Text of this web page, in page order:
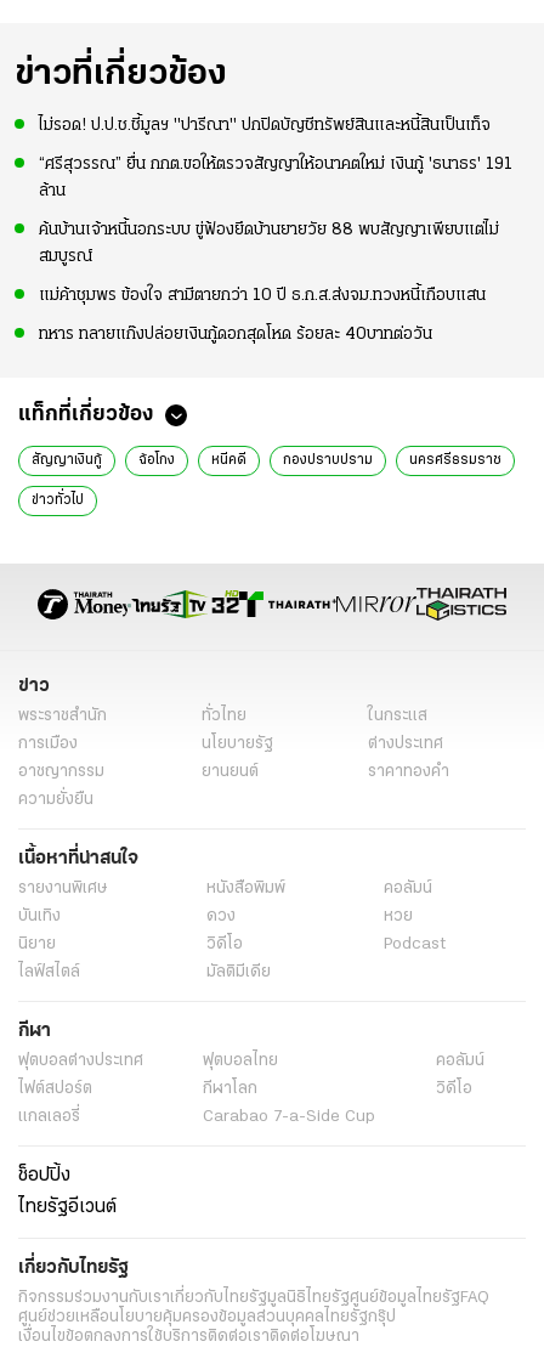
ข่าวที่เกี่ยวข้อง
ไม่รอด! ป.ป.ช.ชี้มูลฯ "ปารีณา" ปกปิดบัญชีทรัพย์สินและหนี้สินเป็นเท็จ
“ศรีสุวรรณ” ยื่น กกต.ขอให้ตรวจสัญญาให้อนาคตใหม่ เงินกู้ 'ธนาธร' 191
ล้าน
ค้นบ้านเจ้าหนี้นอกระบบ ขู่ฟ้องยึดบ้านยายวัย 88 พบสัญญาเพียบแต่ไม่
สมบูรณ์
แม่ค้าชุมพร ข้องใจ สามีตายกว่า 10 ปี ธ.ก.ส.ส่งจม.ทวงหนี้เกือบแสน
ทหาร ทลายแก๊งปล่อยเงินกู้ดอกสุดโหด ร้อยละ 40บาทต่อวัน
แท็กที่เกี่ยวข้อง
สัญญาเงินกู้ ฉ้อโกง หนีคดี กองปราบปราม นครศรีธรมราช
ข่าวทั่วไป
ข่าว
พระราชสำนัก ทั่วไทย
ในกระแส
การเมือง
นโยบายรัฐ
ต่างประเทศ
อาชญากรรม
ยานยนต์
ราคาทองคำ
ความยั่งยืน
เนื้อหาที่น่าสนใจ
รายงานพิเศษ หนังสือพิมพ์
คอลัมน์
บันเทิง
ดวง
หวย
นิยาย
วิดีโอ
Podcast
ไลฟ์สไตล์
มัลติมีเดีย
กีฬา
ฟุตบอลต่่างประเทศ ฟุตบอลไทย
คอลัมน์
ไฟต์สปอร์ต
กีฬาโลก
วิดีโอ
แกลเลอรี่
Carabao 7-a-Side Cup
ช็อปปิ้ง
ไทยรัฐอีเวนต์
เกี่ยวกับไทยรัฐ
กิจกรรมร่วมงานกับเราเกี่ยวกับไทยรัฐมูลนิธิไทยรัฐศูนย์ข้อมูลไทยรัฐ FAQ
ศูนย์ช่วยเหลือนโยบายคุ้มครองข้อมูลส่วนบุคคลไทยรัฐกรุ๊ป
เงื่อนไขข้อตกลงการใช้บริการติดต่อเราติดต่อโฆษณา